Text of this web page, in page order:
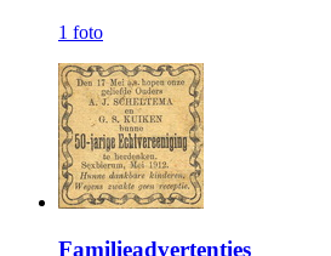
1 foto
Familieadvertenties